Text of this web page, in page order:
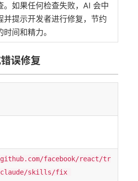
。如果任何检查失败，AI 会中
并提示开发者进行修复，节约
间和精力。
误修复
facebook/react/tr
skills/fix